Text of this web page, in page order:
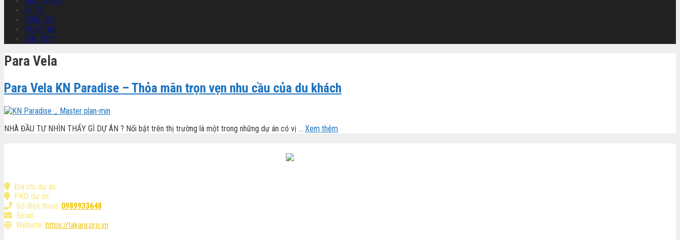
VỊ TRÍ
TIỆN ÍCH
THIẾT KẾ
TIN TỨC
Para Vela
Para Vela KN Paradise – Thỏa mãn trọn vẹn nhu cầu của du khách
NHÀ ĐẦU TƯ NHÌN THẤY GÌ DỰ ÁN ? Nổi bật trên thị trường là một trong những dự án có vị … Xem thêm
Địa chỉ dự án:
PKD dự án:
Số điện thoại: 0989933648
Email:
Webiste: https://takara.pro.vn